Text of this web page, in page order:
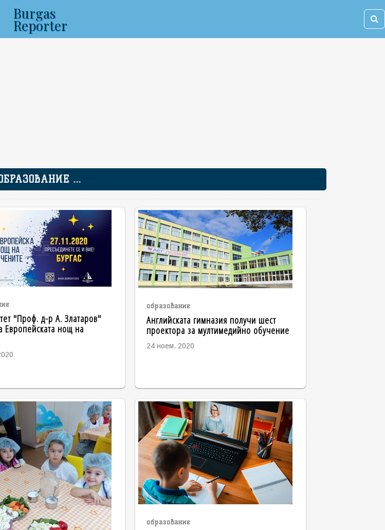
Burgas
Reporter
...
"Проф. д-р А. Златаров"
Европейската нощ на
образование
Английската гимназия получи шест
проектора за мултимедийно обучение
24 ноем. 2020
образование